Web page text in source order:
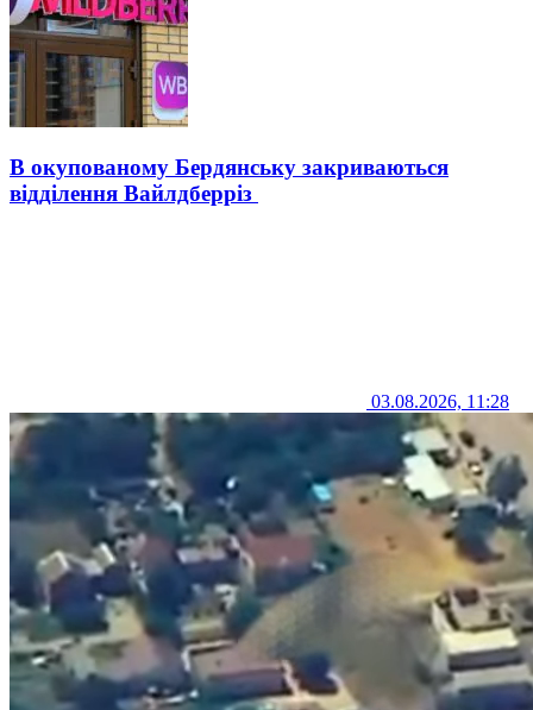
В окупованому Бердянську закриваються
відділення Вайлдберріз
03.08.2026, 11:28